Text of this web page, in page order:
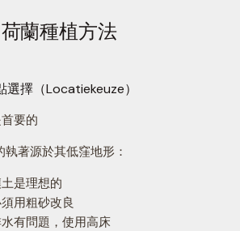
荷蘭種植方法
選擇（Locatiekeuze）
要的
著源於其低窪地形：
是理想的
用粗砂改良
有問題，使用高床